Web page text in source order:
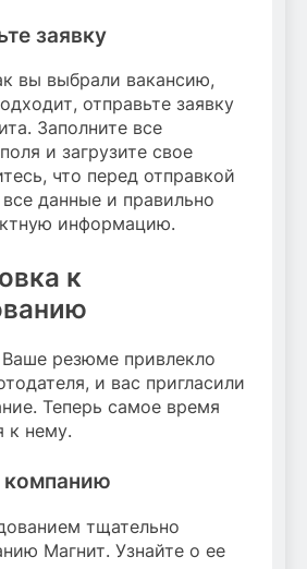
заявку
вы выбрали вакансию,
отправьте заявку
Заполните все
и загрузите свое
что перед отправкой
данные и правильно
информацию.
к
резюме привлекло
и вас пригласили
Теперь самое время
к нему.
компанию
тщательно
Магнит. Узнайте о ее